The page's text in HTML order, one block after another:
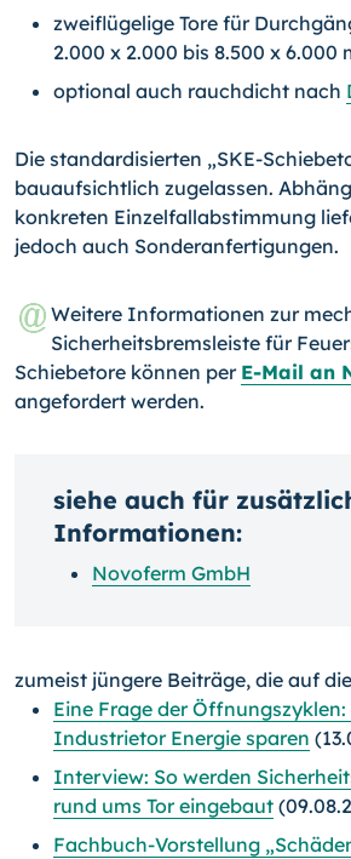
zweiflügelige Tore für
2.000 x 2.000 bis 8.500 x 6.000
optional auch rauchdicht nach
Die standardisierten „SKE-
bauaufsichtlich zugelassen.
konkreten Einzelfallabstimmung
jedoch auch Sonderanfertigungen.
Weitere Informationen zur
Sicherheitsbremsleiste für
Schiebetore können per E-Mail an
angefordert werden.
siehe auch für
Informationen:
Novoferm GmbH
zumeist jüngere Beiträge, die auf
Eine Frage der
Industrietor Energie sparen
Interview: So werden
rund ums Tor eingebaut
Fachbuch-Vorstellung